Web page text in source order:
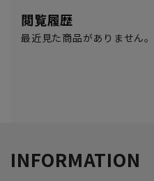
閲覧履歴
最近見た商品がありません。
INFORMATION